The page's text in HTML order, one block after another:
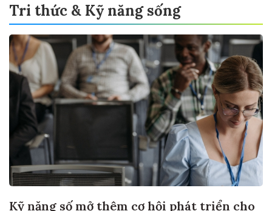
Tri thức & Kỹ năng sống
Kỹ năng số mở thêm cơ hội phát triển cho